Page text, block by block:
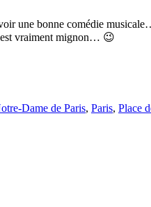
une bonne comédie
est vraiment mignon… 😉
Dame de Paris, Paris, Place